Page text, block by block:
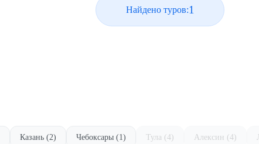
Найдено туров:1
Казань (2) Чебоксары (1) Тула (4) Алексин (4)